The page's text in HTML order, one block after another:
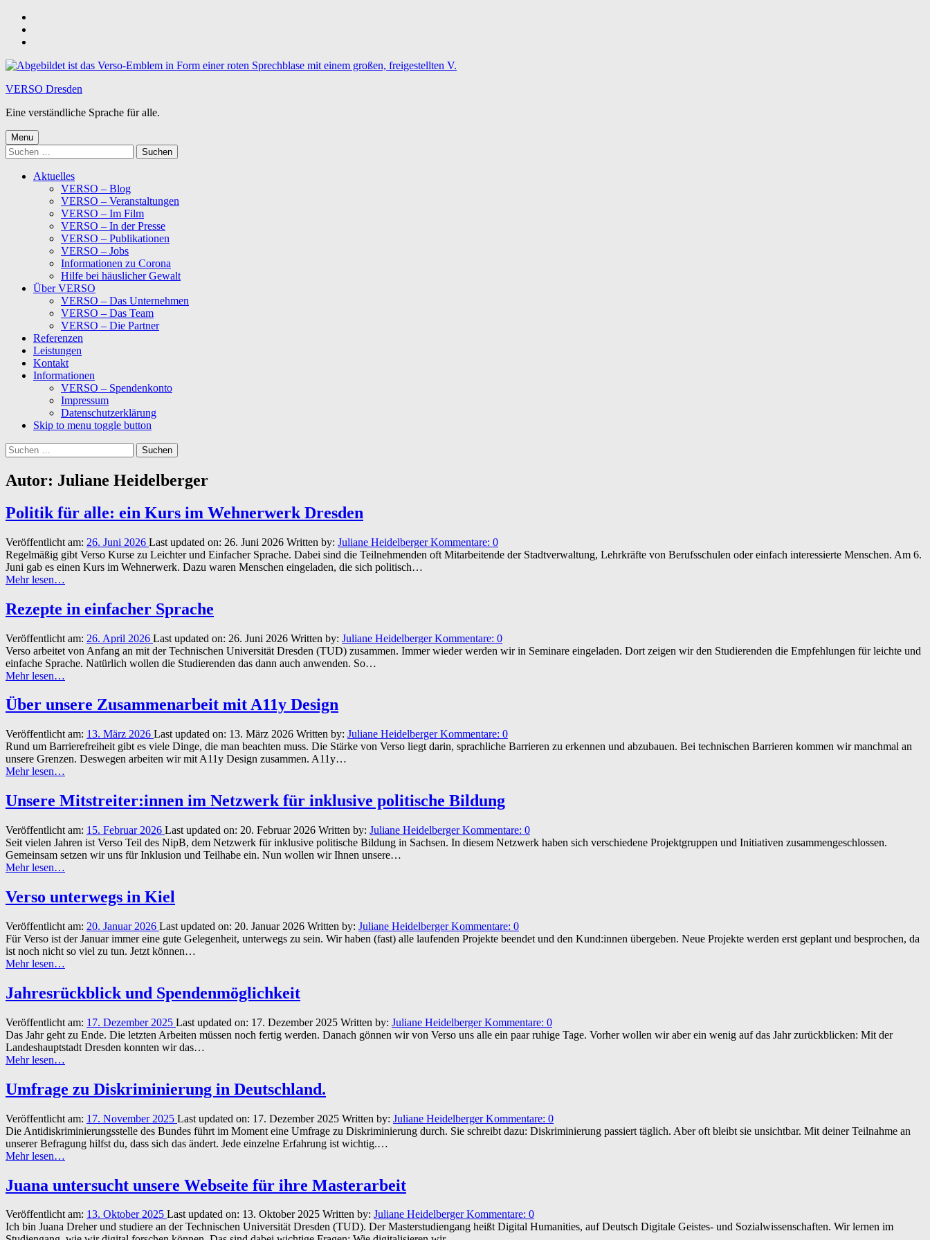
content
footer
VERSO Dresden
Eine verständliche Sprache für alle.
Menu
Suchen
nach:
Aktuelles
VERSO – Blog
VERSO – Veranstaltungen
VERSO – Im Film
VERSO – In der Presse
VERSO – Publikationen
VERSO – Jobs
Informationen zu Corona
Hilfe bei häuslicher Gewalt
Über VERSO
VERSO – Das Unternehmen
VERSO – Das Team
VERSO – Die Partner
Referenzen
Leistungen
Kontakt
Informationen
VERSO – Spendenkonto
Impressum
Datenschutzerklärung
Skip to menu toggle button
Suchen
nach:
Autor: Juliane Heidelberger
Politik für alle: ein Kurs im Wehnerwerk Dresden
Veröffentlicht am: 26. Juni 2026 Last updated on: 26. Juni 2026 Written by: Juliane HeidelbergerKommentare: 0
Regelmäßig gibt Verso Kurse zu Leichter und Einfacher Sprache. Dabei sind die Teilnehmenden oft Mitarbeitende der Stadtverwaltung, Lehrkräfte von Berufsschulen oder einfach interessierte Menschen. Am 6.
Juni gab es einen Kurs im Wehnerwerk. Dazu waren Menschen eingeladen, die sich politisch…
Mehr lesen
alle:
ein
im
Wehnerwerk
Dresden”
…
Rezepte in einfacher Sprache
Veröffentlicht am: 26. April 2026 Last updated on: 26. Juni 2026 Written by: Juliane HeidelbergerKommentare: 0
Verso arbeitet von Anfang an mit der Technischen Universität Dresden (TUD) zusammen. Immer wieder werden wir in Seminare eingeladen. Dort zeigen wir den Studierenden die Empfehlungen für leichte und
einfache Sprache. Natürlich wollen die Studierenden das dann auch anwenden. So…
Mehr lesen
einfacher
Sprache”
…
Über unsere Zusammenarbeit mit A11y Design
Veröffentlicht am: 13. März 2026 Last updated on: 13. März 2026 Written by: Juliane HeidelbergerKommentare: 0
Rund um Barrierefreiheit gibt es viele Dinge, die man beachten muss. Die Stärke von Verso liegt darin, sprachliche Barrieren zu erkennen und abzubauen. Bei technischen Barrieren kommen wir manchmal an
unsere Grenzen. Deswegen arbeiten wir mit A11y Design zusammen. A11y…
Mehr lesen
Zusammenarbeit
mit
Design”
…
Unsere Mitstreiter:innen im Netzwerk für inklusive politische Bildung
Veröffentlicht am: 15. Februar 2026 Last updated on: 20. Februar 2026 Written by: Juliane HeidelbergerKommentare: 0
Seit vielen Jahren ist Verso Teil des NipB, dem Netzwerk für inklusive politische Bildung in Sachsen. In diesem Netzwerk haben sich verschiedene Projektgruppen und Initiativen zusammengeschlossen.
Gemeinsam setzen wir uns für Inklusion und Teilhabe ein. Nun wollen wir Ihnen unsere…
Mehr lesen
Netzwerk
inklusive
politische
Bildung”
…
Verso unterwegs in Kiel
Veröffentlicht am: 20. Januar 2026 Last updated on: 20. Januar 2026 Written by: Juliane HeidelbergerKommentare: 0
Für Verso ist der Januar immer eine gute Gelegenheit, unterwegs zu sein. Wir haben (fast) alle laufenden Projekte beendet und den Kund:innen übergeben. Neue Projekte werden erst geplant und besprochen, da
ist noch nicht so viel zu tun. Jetzt können…
Mehr lesen
Kiel”
…
Jahresrückblick und Spendenmöglichkeit
Veröffentlicht am: 17. Dezember 2025 Last updated on: 17. Dezember 2025 Written by: Juliane HeidelbergerKommentare: 0
Das Jahr geht zu Ende. Die letzten Arbeiten müssen noch fertig werden. Danach gönnen wir von Verso uns alle ein paar ruhige Tage. Vorher wollen wir aber ein wenig auf das Jahr zurückblicken: Mit der
Landeshauptstadt Dresden konnten wir das…
Mehr lesen
Spendenmöglichkeit”
…
Umfrage zu Diskriminierung in Deutschland.
Veröffentlicht am: 17. November 2025 Last updated on: 17. Dezember 2025 Written by: Juliane HeidelbergerKommentare: 0
Die Antidiskriminierungsstelle des Bundes führt im Moment eine Umfrage zu Diskriminierung durch. Sie schreibt dazu: Diskriminierung passiert täglich. Aber oft bleibt sie unsichtbar. Mit deiner Teilnahme an
unserer Befragung hilfst du, dass sich das ändert. Jede einzelne Erfahrung ist wichtig.…
Mehr lesen
Diskriminierung
in
…
Juana untersucht unsere Webseite für ihre Masterarbeit
Veröffentlicht am: 13. Oktober 2025 Last updated on: 13. Oktober 2025 Written by: Juliane HeidelbergerKommentare: 0
Ich bin Juana Dreher und studiere an der Technischen Universität Dresden (TUD). Der Masterstudiengang heißt Digital Humanities, auf Deutsch Digitale Geistes- und Sozialwissenschaften. Wir lernen im